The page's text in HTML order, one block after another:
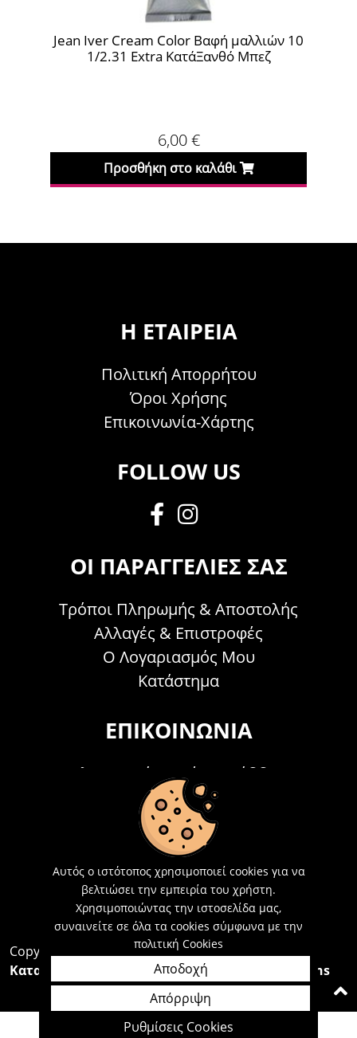
Jean Iver Cream Color Βαφή μαλλιών 10
1/2.31 Extra ΚατάΞανθό Μπεζ
6,00€
Προσθήκη στο καλάθι
Η ΕΤΑΙΡΕΊΑ
Πολιτική Απορρήτου
Όροι Χρήσης
Επικοινωνία-Χάρτης
FOLLOW US
ΟΙ ΠΑΡΑΓΓΕΛΊΕΣ ΣΑΣ
Τρόποι Πληρωμής & Αποστολής
Αλλαγές & Επιστροφές
Ο Λογαριασμός Μου
Κατάστημα
ΕΠΙΚΟΙΝΩΝΊΑ
Τηλεφωνικά Δευτέρα - Σάββατο
09:00 - 15:00
Τ: 26214 00104
info@acosmetics.gr
Copyright 2026,
Acosmetics Αθανασόπουλος
Κατασκευή Ιστοσελίδων Interactive Net Solutions
Αυτός ο ιστότοπος χρησιμοποιεί cookies για να
βελτιώσει την εμπειρία του χρήστη.
Χρησιμοποιώντας την ιστοσελίδα μας,
συναινείτε σε όλα τα cookies σύμφωνα με την
πολιτική Cookies
Αποδοχή
Απόρριψη
Ρυθμίσεις Cookies